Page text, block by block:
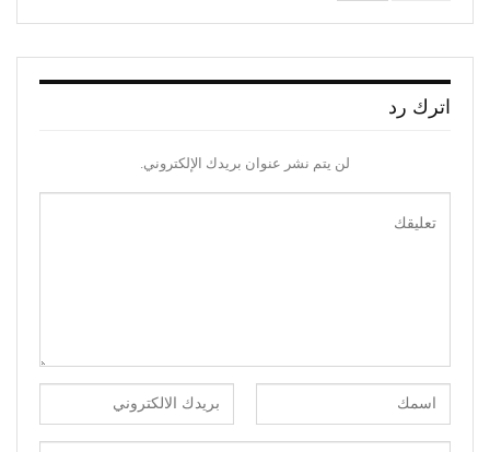
اترك رد
لن يتم نشر عنوان بريدك الإلكتروني.